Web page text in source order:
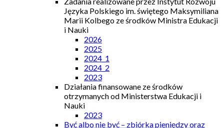
Języka Polskiego im. świętego Maksymiliana
Marii Kolbego ze środków Ministra Edukacji
i Nauki
2026
2025
2024_1
2024_2
2023
Działania finansowane ze środków
otrzymanych od Ministerstwa Edukacji i
Nauki
2023
Być albo nie być – zbiórka pieniędzy oraz